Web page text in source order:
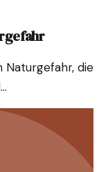
Naturgefahr, die
Temperaturen